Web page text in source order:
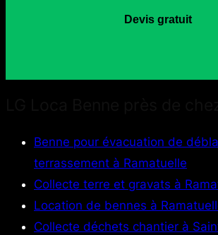
Devis gratuit
Benne pour évacuation de
terrassement à Ramatuelle
Collecte terre et gravats à
Location de bennes à
Collecte déchets chantier à